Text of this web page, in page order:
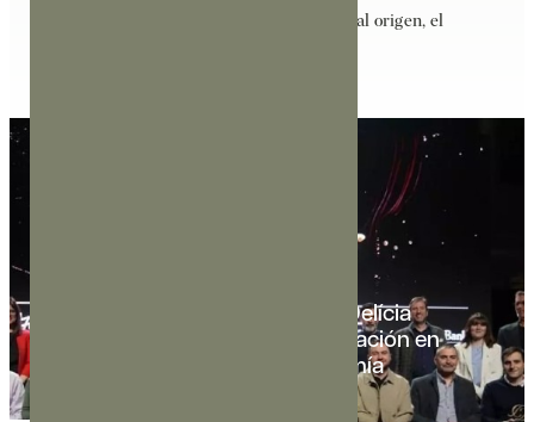
Porque, al final, cuando la cocina vuelve al origen, el
Los primeros Premios Girona Delícia
reconocen el talento y la dedicación en
nueve ámbitos de la gastronomía